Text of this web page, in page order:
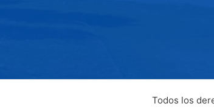
Todos los